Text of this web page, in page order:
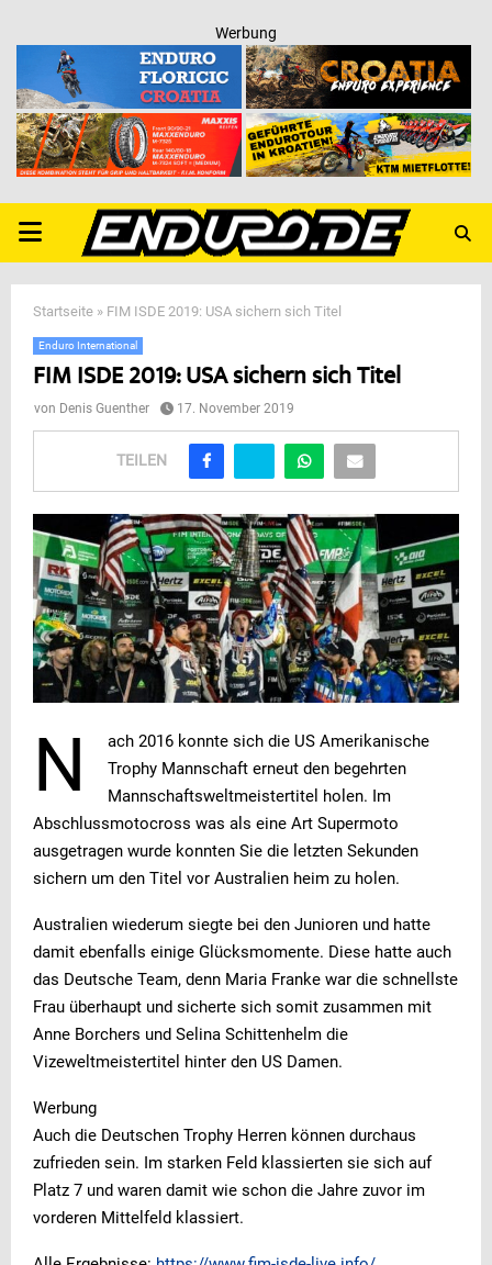
Werbung
PRIMARY
MENU
Startseite » FIM ISDE 2019: USA sichern sich Titel
Enduro International
FIM ISDE 2019: USA sichern sich Titel
von Denis Guenther 17. November 2019
TEILEN
N
ach 2016 konnte sich die US Amerikanische
Trophy Mannschaft erneut den begehrten
Mannschaftsweltmeistertitel holen. Im
Abschlussmotocross was als eine Art Supermoto
ausgetragen wurde konnten Sie die letzten Sekunden
sichern um den Titel vor Australien heim zu holen.
Australien wiederum siegte bei den Junioren und hatte
damit ebenfalls einige Glücksmomente. Diese hatte auch
das Deutsche Team, denn Maria Franke war die schnellste
Frau überhaupt und sicherte sich somit zusammen mit
Anne Borchers und Selina Schittenhelm die
Vizeweltmeistertitel hinter den US Damen.
Werbung
Auch die Deutschen Trophy Herren können durchaus
zufrieden sein. Im starken Feld klassierten sie sich auf
Platz 7 und waren damit wie schon die Jahre zuvor im
vorderen Mittelfeld klassiert.